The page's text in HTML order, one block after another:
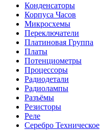
Конденсаторы
Корпуса Часов
Микросхемы
Переключатели
Платиновая Группа
Платы
Потенциометры
Процессоры
Радиодетали
Радиолампы
Разъёмы
Резисторы
Реле
Серебро Техническое